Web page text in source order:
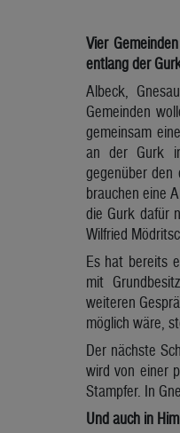
Vier
entlang der
Albeck,
Gemeinden
gemeinsam
an der Gurk
gegenüber den
brauchen eine
die Gurk dafür
Wilfried
Es hat bereits
mit
weiteren
möglich wäre,
Der nächste
wird von einer
Stampfer. In
Und auch in